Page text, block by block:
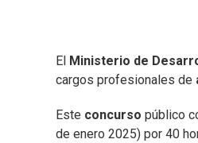
El Ministerio de
cargos profesionales de
Este concurso público
de enero 2025) por 40